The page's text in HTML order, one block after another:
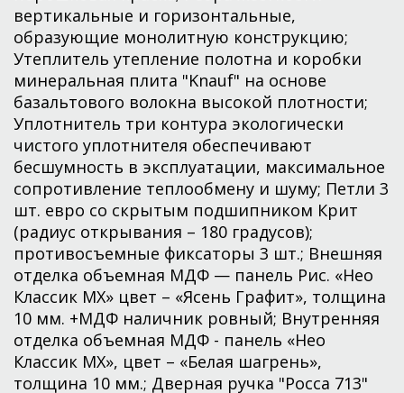
вертикальные и горизонтальные,
образующие монолитную конструкцию;
Утеплитель утепление полотна и коробки
минеральная плита "Knauf" на основе
базальтового волокна высокой плотности;
Уплотнитель три контура экологически
чистого уплотнителя обеспечивают
бесшумность в эксплуатации, максимальное
сопротивление теплообмену и шуму; Петли 3
шт. евро со скрытым подшипником Крит
(радиус открывания – 180 градусов);
противосъемные фиксаторы 3 шт.; Внешняя
отделка объемная МДФ — панель Рис. «Нео
Классик МХ» цвет – «Ясень Графит», толщина
10 мм. +МДФ наличник ровный; Внутренняя
отделка объемная МДФ - панель «Нео
Классик МХ», цвет – «Белая шагрень»,
толщина 10 мм.; Дверная ручка "Росса 713"